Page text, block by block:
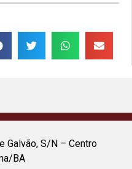
Galvão, S/N – Centro
BA